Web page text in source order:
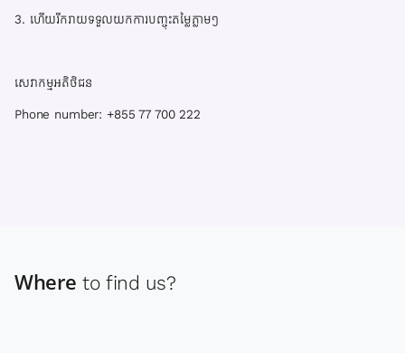
3. ហើយរីករាយទទួលយកការបញ្ចុះតម្លៃភ្លាមៗ
សេវាកម្មអតិថិជន
Phone number: +855 77 700 222
Where to find us?